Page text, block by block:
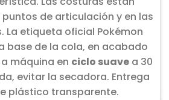
de articulación y en las
La etiqueta oficial Pokémon
base de la cola, en acabado
máquina en ciclo suave a 30
evitar la secadora. Entrega
plástico transparente.